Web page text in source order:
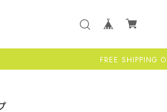
FREE SHIPPING ON ALL US